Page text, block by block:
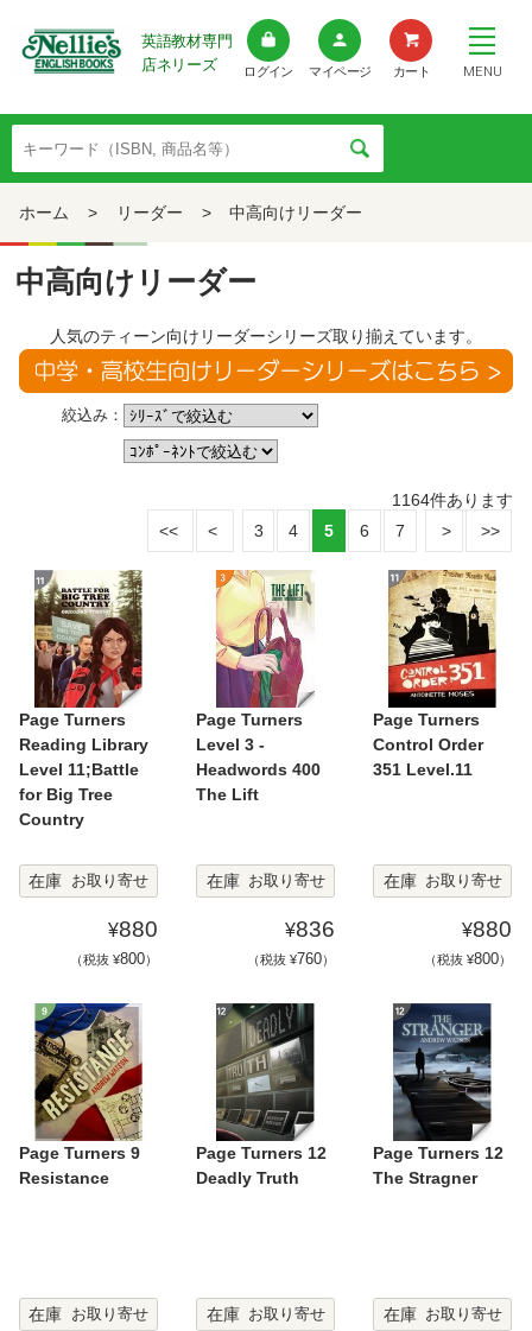
英語教材専門
店ネリーズ
ログイン マイページ カート MENU
ホーム > リーダー > 中高向けリーダー
中高向けリーダー
人気のティーン向けリーダーシリーズ取り揃えています。
絞込み：
1164件あります
3
4 5 6 7
Page Turners
Reading Library
Level 11;Battle
for Big Tree
Country
在庫 お取り寄せ
¥880
（税抜 ¥800）
Page Turners
Level 3 -
Headwords 400
The Lift
在庫 お取り寄せ
¥836
（税抜 ¥760）
Page Turners
Control Order
351 Level.11
在庫 お取り寄せ
¥880
（税抜 ¥800）
Page Turners 9
Resistance
在庫 お取り寄せ
Page Turners 12
Deadly Truth
在庫 お取り寄せ
Page Turners 12
The Stragner
在庫 お取り寄せ